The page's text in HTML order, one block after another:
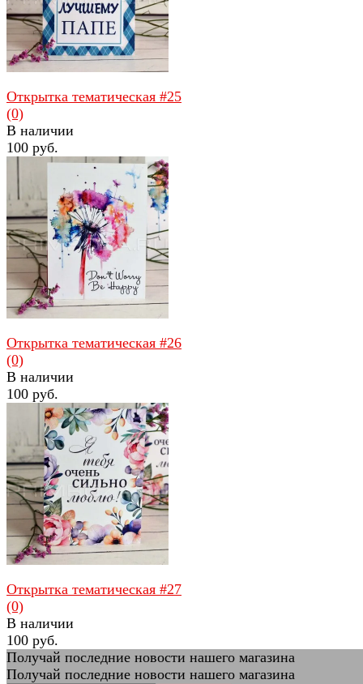
избранное сравнить
Открытка тематическая #25
(0)
В наличии
100 руб.
избранное сравнить
Открытка тематическая #26
(0)
В наличии
100 руб.
Открытка тематическая #27
(0)
В наличии
100 руб.
Получай последние новости нашего магазина
Получай последние новости нашего магазина